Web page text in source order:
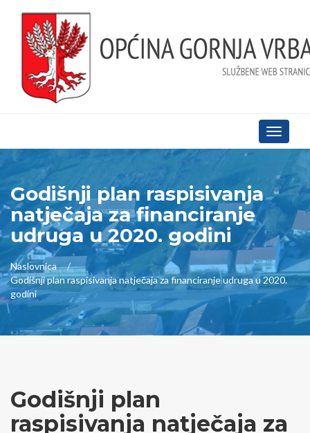
Toggle
Godišnji plan raspisivanja
natječaja za financiranje
udruga u 2020. godini
Naslovnica
Godišnji plan raspisivanja natječaja za financiranje udruga u 2020.
godini
Godišnji plan
raspisivanja natječaja za